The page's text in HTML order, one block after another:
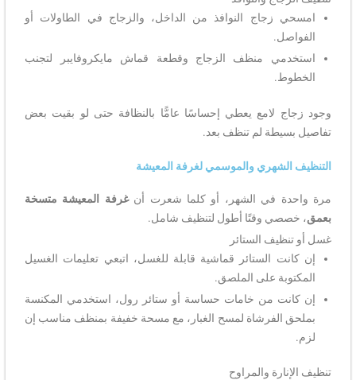
امسحي زجاج النوافذ من الداخل، والزجاج في الطاولات أو
الفواصل.
استخدمي منظف الزجاج وقطعة قماش مايكروفايبر لتجنب
الخطوط.
وجود زجاج لامع يعطي إحساسًا عامًّا بالنظافة حتى لو بقيت بعض
تفاصيل بسيطة لم تنظف بعد.
التنظيف الشهري والموسمي لغرفة المعيشة
مرة واحدة في الشهر، أو كلما شعرت أنغرفة المعيشة متسخة
بعمق، خصصي وقتًا أطول لتنظيف شامل.
غسل أو تنظيف الستائر
إن كانت الستائر قماشية قابلة للغسل، اتبعي تعليمات الغسيل
المكتوبة على الملصق.
إن كانت من خامات حساسة أو ستائر رول، استخدمي المكنسة
بملحق الفرشاة لمسح الغبار، مع مسحة خفيفة بمنظف مناسب إن
لزم.
تنظيف الإنارة والمراوح